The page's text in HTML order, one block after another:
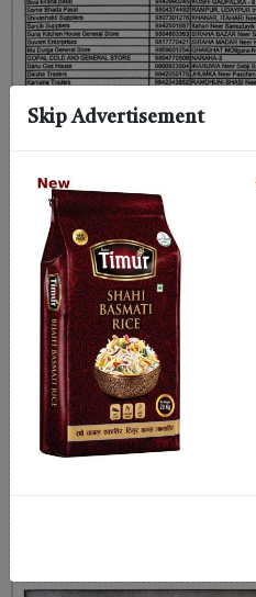
Skip Advertisement